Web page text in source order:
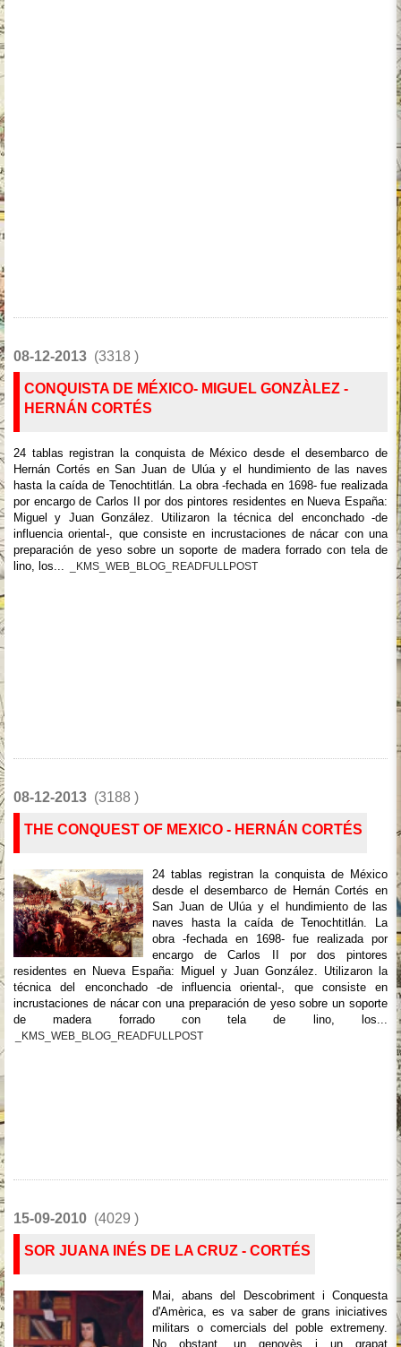
08-12-2013 (3318 )
CONQUISTA DE MÉXICO- MIGUEL GONZÀLEZ -
HERNÁN CORTÉS
24 tablas registran la conquista de México desde el desembarco de
Hernán Cortés en San Juan de Ulúa y el hundimiento de las naves
hasta la caída de Tenochtitlán. La obra -fechada en 1698- fue realizada
por encargo de Carlos II por dos pintores residentes en Nueva España:
Miguel y Juan González. Utilizaron la técnica del enconchado -de
influencia oriental-, que consiste en incrustaciones de nácar con una
preparación de yeso sobre un soporte de madera forrado con tela de
lino, los...
_KMS_WEB_BLOG_READFULLPOST
08-12-2013 (3188 )
THE CONQUEST OF MEXICO - HERNÁN CORTÉS
24 tablas registran la conquista de México
desde el desembarco de Hernán Cortés en
San Juan de Ulúa y el hundimiento de las
naves hasta la caída de Tenochtitlán. La
obra -fechada en 1698- fue realizada por
encargo de Carlos II por dos pintores
residentes en Nueva España: Miguel y Juan González. Utilizaron la
técnica del enconchado -de influencia oriental-, que consiste en
incrustaciones de nácar con una preparación de yeso sobre un soporte
de madera forrado con tela de lino, los...
_KMS_WEB_BLOG_READFULLPOST
15-09-2010 (4029 )
SOR JUANA INÉS DE LA CRUZ - CORTÉS
Mai, abans del Descobriment i Conquesta
d'Amèrica, es va saber de grans iniciatives
militars o comercials del poble extremeny.
No obstant, un genovès i un grapat